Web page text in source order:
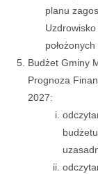
planu
Budżet Gminy
Prognoza
2027: